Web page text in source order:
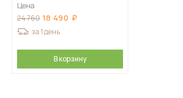
Цена
24 760 18 490
за 1 день
В корзину